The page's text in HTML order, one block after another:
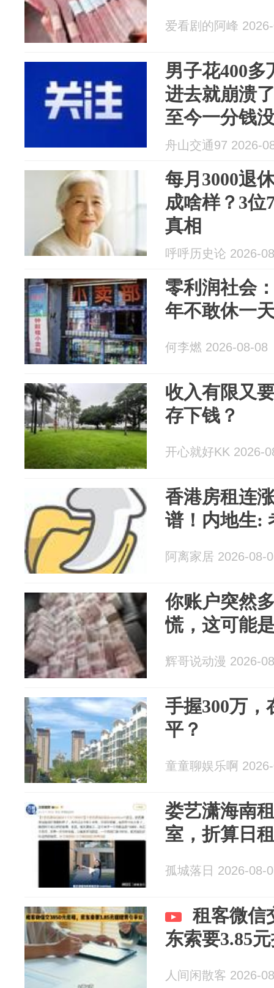
爱看剧的阿峰
男子花400
进去就崩溃
至今一分钱
在申请
舟山交通97 2026-
每月3000退
成啥样？3位
真相
呼呼历史论 2026-
零利润社会
年不敢休一
何李燃 2026-08-08
收入有限又
存下钱？
开心就好KK 2026-
香港房租连
谱！内地生:
阿离家居 2026-08-
你账户突然
慌，这可能
辉哥说动漫 2026-
手握300万，
平？
童童聊娱乐啊
娄艺潇海南
室，折算日
孤城落日 2026-08-
租客微信
东索要3.85
人间闲散客 2026-